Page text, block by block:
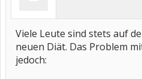
Viele Leute sind stets auf
neuen Diät. Das Problem
jedoch: